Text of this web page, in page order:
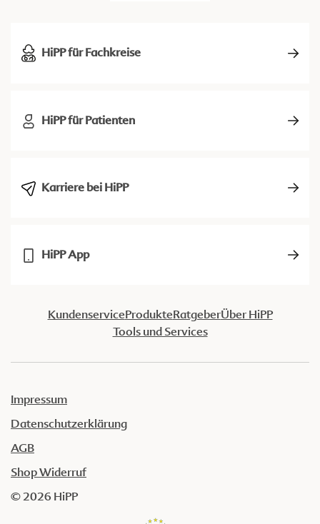
HiPP für Fachkreise
HiPP für Patienten
Karriere bei HiPP
HiPP App
KundenserviceProdukteRatgeberÜber HiPP
Tools und Services
Impressum
Datenschutzerklärung
AGB
Shop Widerruf
© 2026 HiPP